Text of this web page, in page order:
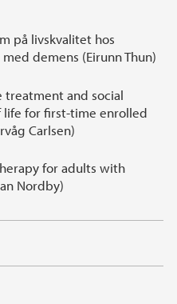
på livskvalitet hos
demens (Eirunn Thun)
and social
life for first-time enrolled
Carlsen)
for adults with
Nordby)